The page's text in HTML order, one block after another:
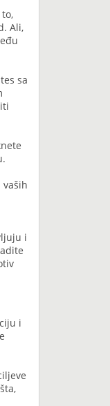
Ali,
sa
vaših
i
i